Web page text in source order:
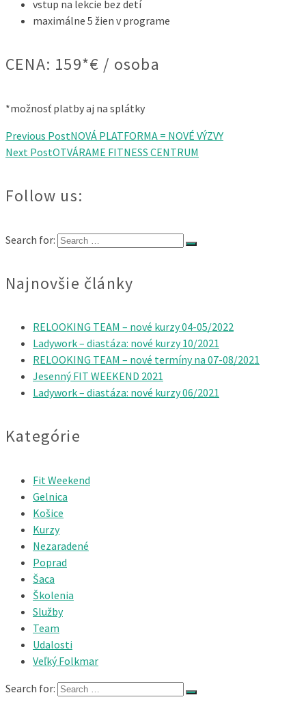
vstup na lekcie bez detí
maximálne 5 žien v programe
CENA: 159*€ / osoba
*možnosť platby aj na splátky
Previous PostNOVÁ PLATFORMA = NOVÉ VÝZVY
Next PostOTVÁRAME FITNESS CENTRUM
Follow us:
Search for:
Najnovšie články
RELOOKING TEAM – nové kurzy 04-05/2022
Ladywork – diastáza: nové kurzy 10/2021
RELOOKING TEAM – nové termíny na 07-08/2021
Jesenný FIT WEEKEND 2021
Ladywork – diastáza: nové kurzy 06/2021
Kategórie
Fit Weekend
Gelnica
Košice
Kurzy
Nezaradené
Poprad
Šaca
Školenia
Služby
Team
Udalosti
Veľký Folkmar
Search for: